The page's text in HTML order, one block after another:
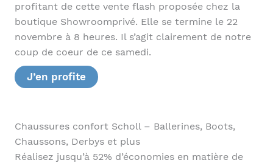
profitant de cette vente flash proposée chez la
boutique Showroomprivé. Elle se termine le 22
novembre à 8 heures. Il s’agit clairement de notre
coup de coeur de ce samedi.
J’en profite
Chaussures confort Scholl – Ballerines, Boots,
Chaussons, Derbys et plus
Réalisez jusqu’à 52% d’économies en matière de